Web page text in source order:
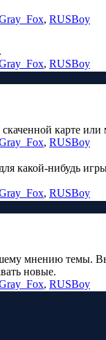
, RUSBoy
, RUSBoy
карте
, RUSBoy
какой-нибудь
, RUSBoy
мнению темы.
новые.
, RUSBoy